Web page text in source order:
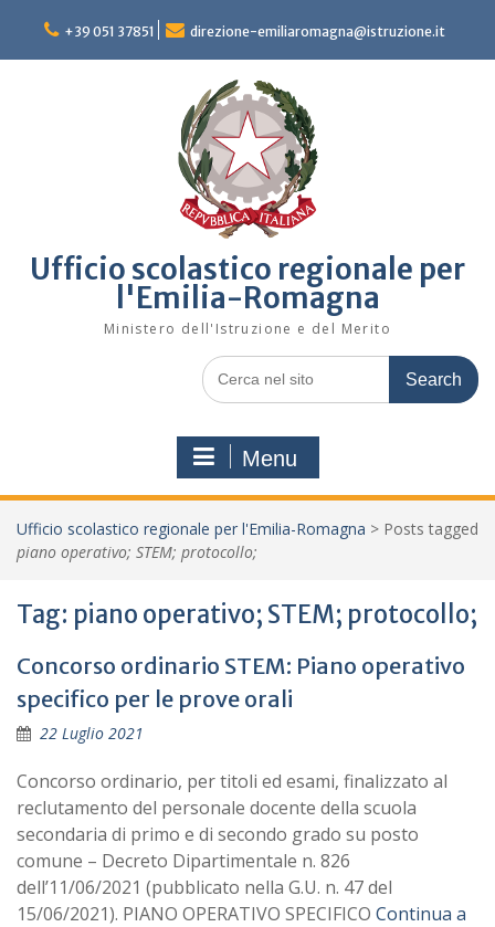
content
+39 051 37851 direzione-emiliaromagna@istruzione.it
Ufficio scolastico regionale per
l'Emilia-Romagna
Ministero dell'Istruzione e del Merito
Search
for:
Menu
Ufficio scolastico regionale per l'Emilia-Romagna > Posts tagged
piano operativo; STEM; protocollo;
Tag: piano operativo; STEM; protocollo;
Concorso ordinario STEM: Piano operativo
specifico per le prove orali
22 Luglio 2021
Concorso ordinario, per titoli ed esami, finalizzato al
reclutamento del personale docente della scuola
secondaria di primo e di secondo grado su posto
comune – Decreto Dipartimentale n. 826
dell’11/06/2021 (pubblicato nella G.U. n. 47 del
15/06/2021). PIANO OPERATIVO SPECIFICO Continua a